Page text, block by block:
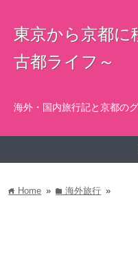
東京から京都
古都ライフ～
海外・国内旅行記と京都の
home Home » folder海外旅行 »